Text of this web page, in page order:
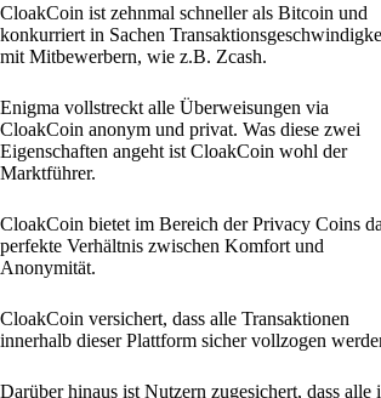
CloakCoin ist zehnmal schneller als Bitcoin und
konkurriert in Sachen
mit Mitbewerbern, wie z.B. Zcash.
Enigma vollstreckt alle Überweisungen via
CloakCoin anonym und privat. Was diese zwei
Eigenschaften angeht ist CloakCoin wohl der
Marktführer.
CloakCoin bietet im Bereich der Privacy Coins
perfekte Verhältnis zwischen Komfort und
Anonymität.
CloakCoin versichert, dass alle Transaktionen
innerhalb dieser Plattform sicher vollzogen
Darüber hinaus ist Nutzern zugesichert, dass alle